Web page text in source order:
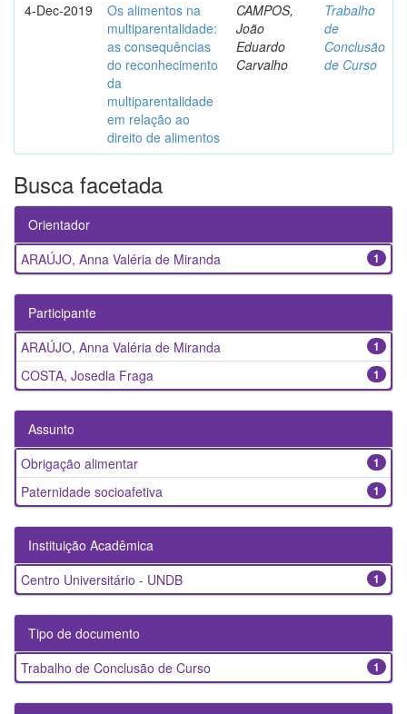
4-Dec-2019
Os alimentos na
multiparentalidade:
as consequências
do reconhecimento
da
multiparentalidade
em relação ao
direito de alimentos
CAMPOS,
João
Eduardo
Carvalho
Trabalho
de
Conclusão
de Curso
Busca facetada
Orientador
1
ARAÚJO, Anna Valéria de Miranda
Participante
1
ARAÚJO, Anna Valéria de Miranda
1
COSTA, Josedla Fraga
Assunto
1
Obrigação alimentar
1
Paternidade socioafetiva
Instituição Acadêmica
1
Centro Universitário - UNDB
Tipo de documento
1
Trabalho de Conclusão de Curso